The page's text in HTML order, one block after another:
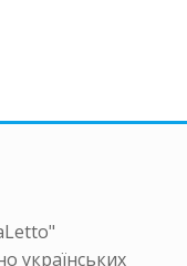
українських